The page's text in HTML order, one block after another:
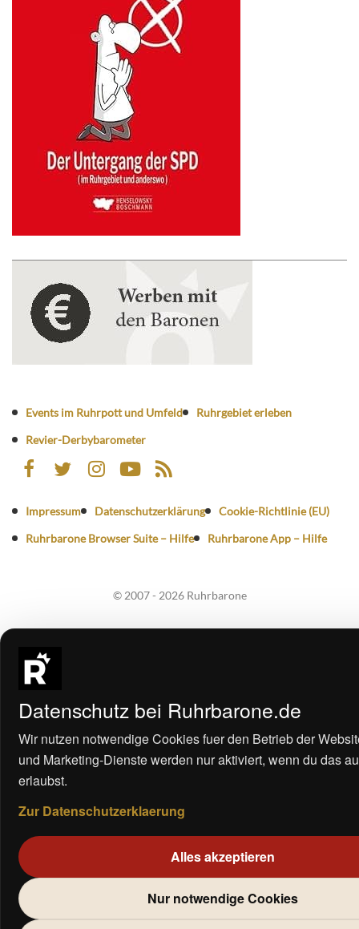
Events im Ruhrpott und Umfeld
Ruhrgebiet erleben
Revier-Derbybarometer
Impressum Datenschutzerklärung
Cookie-Richtlinie (EU)
Ruhrbarone Browser Suite – Hilfe
Ruhrbarone App – Hilfe
© 2007 - 2026 Ruhrbarone
Datenschutz bei Ruhrbarone.de
Wir nutzen notwendige Cookies fuer den Betrieb der
und Marketing-Dienste werden nur aktiviert, wenn du das
erlaubst.
Zur Datenschutzerklaerung
Alles akzeptieren
Nur notwendige Cookies